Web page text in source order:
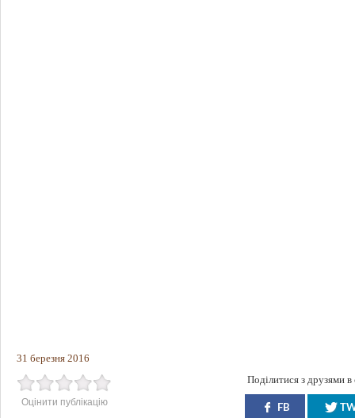
31 березня 2016
Оцінити публікацію
Поділитися з друзями
FB